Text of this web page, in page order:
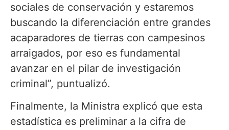
sociales de conservación y estaremos
buscando la diferenciación entre grandes
acaparadores de tierras con campesinos
arraigados, por eso es fundamental
avanzar en el pilar de investigación
criminal”, puntualizó.
Finalmente, la Ministra explicó que esta
estadística es preliminar a la cifra de